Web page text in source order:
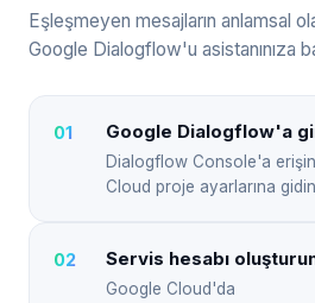
Eşleşmeyen mesajların anlamsal
Google Dialogflow'u asistanınıza
Google Dialogflow'a
Dialogflow Console'a
Cloud proje ayarlarına
Servis hesabı
Google Cloud'da